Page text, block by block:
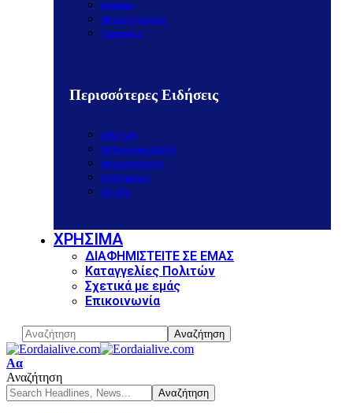
Αγγελίες
Θέσεις Εργασίας
Προτάσεις
Περισσότερες Ειδήσεις
Αθλητικά
Αστυνομικό Δελτίο
Δημοσκοπήσεις
Εκδηλώσεις
Ελλάδα
ΧΡΗΣΙΜΑ
ΔΙΑΦΗΜΙΣΤΕΙΤΕ ΣΕ ΕΜΑΣ
Καταγγελίες Πολιτών
Σχετικά με εμάς
Επικοινωνία
Font
Resizer
Αα
Αναζήτηση